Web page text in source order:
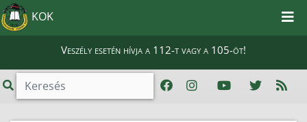
KOK
Veszély esetén hívja a 112-t vagy a 105-öt!